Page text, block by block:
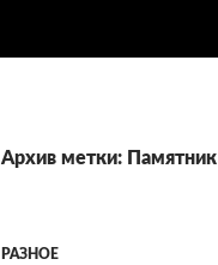
Архив метки: Памятник
РАЗНОЕ